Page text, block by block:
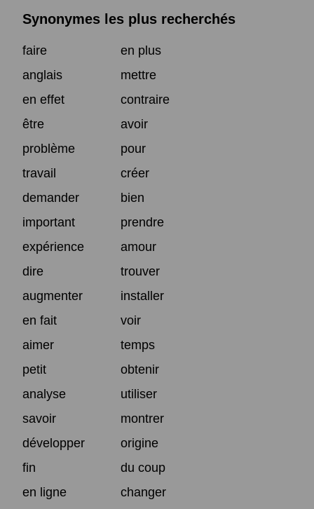
Synonymes les plus recherchés
faire
en plus
anglais
mettre
en effet
contraire
être
avoir
problème
pour
travail
créer
demander
bien
important
prendre
expérience
amour
dire
trouver
augmenter
installer
en fait
voir
aimer
temps
petit
obtenir
analyse
utiliser
savoir
montrer
développer
origine
fin
du coup
en ligne
changer